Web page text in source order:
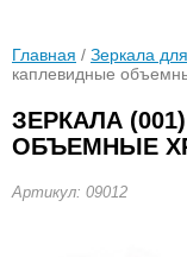
Главная / Зеркала
каплевидные
ЗЕРКАЛА
ОБЪЕМНЫЕ
Артикул: 09012